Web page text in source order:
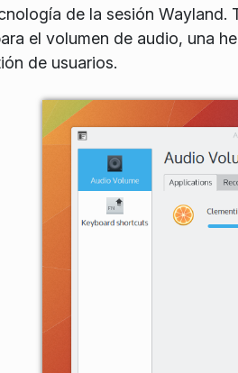
de la sesión
el volumen de audio, una
de usuarios.